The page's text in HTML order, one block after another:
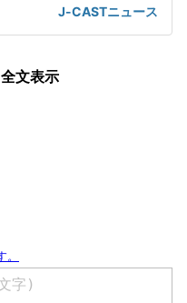
J-CASTニュース
全文表示